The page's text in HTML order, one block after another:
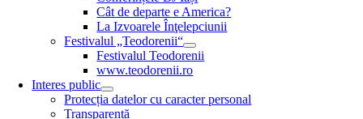
Cât de departe e America?
La Izvoarele Înţelepciunii
Festivalul „Teodorenii“
Festivalul Teodorenii
www.teodorenii.ro
Interes public
Protecția datelor cu caracter personal
Transparență